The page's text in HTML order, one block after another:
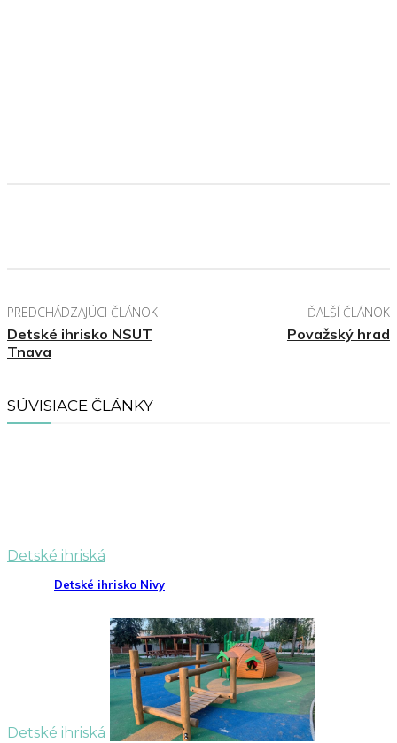
PREDCHÁDZAJÚCI ČLÁNOK
Detské ihrisko NSUT
Tnava
ĎALŠÍ ČLÁNOK
Považský hrad
SÚVISIACE ČLÁNKY
Detské ihriská
Detské ihrisko Nivy
Detské ihriská